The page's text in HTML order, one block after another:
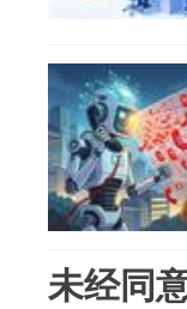
未经同